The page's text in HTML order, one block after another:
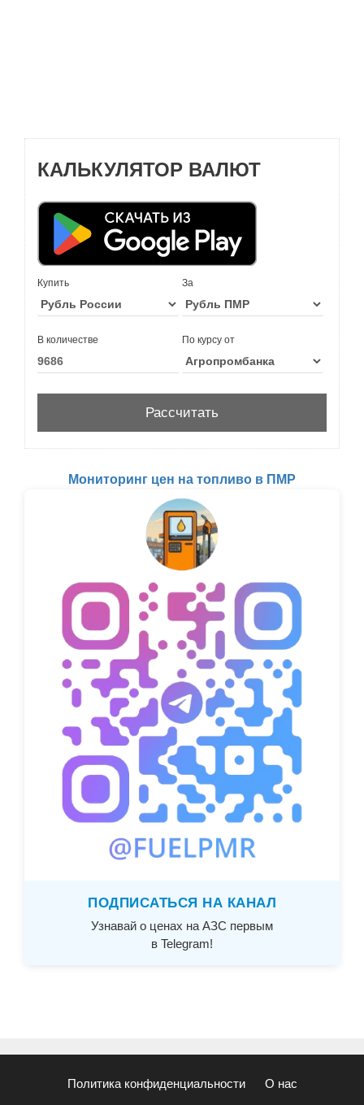
КАЛЬКУЛЯТОР ВАЛЮТ
Купить За
В количестве По курсу от
Мониторинг цен на топливо в ПМР
ПОДПИСАТЬСЯ НА КАНАЛ
Узнавай о ценах на АЗС первым
в Telegram!
Политика конфиденциальности О нас